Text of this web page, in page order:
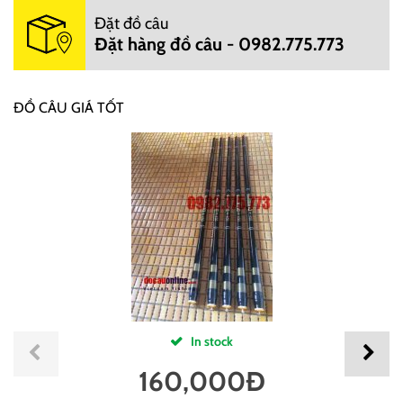
Đặt đồ câu
Đặt hàng đồ câu - 0982.775.773
ĐỒ CÂU GIÁ TỐT
In stock
160,000Đ